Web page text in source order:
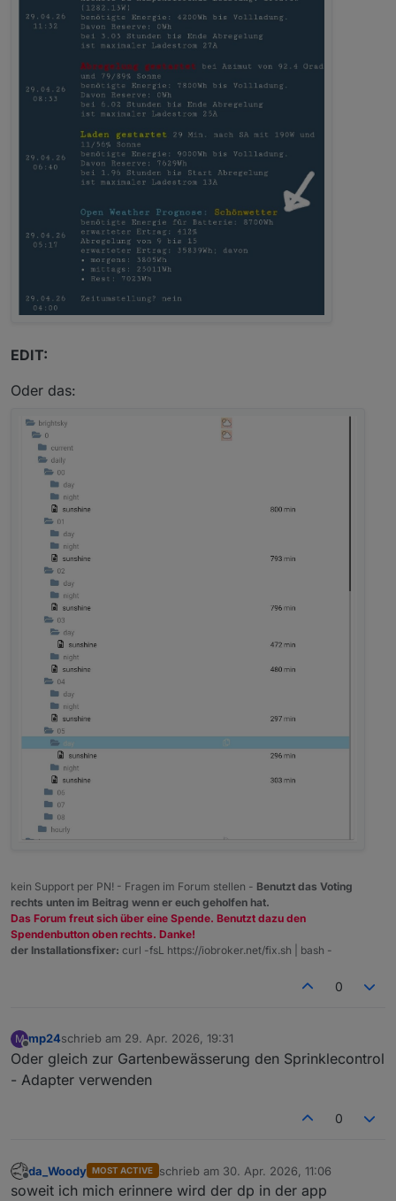
EDIT:
Oder das:
kein Support per PN! - Fragen im Forum stellen - Benutzt das Voting
rechts unten im Beitrag wenn er euch geholfen hat.
Das Forum freut sich über eine Spende. Benutzt dazu den
Spendenbutton oben rechts. Danke!
der Installationsfixer: curl -fsL https://iobroker.net/fix.sh | bash -
0
M
Offline
mp24schrieb am 29. Apr. 2026, 19:31
zuletzt editiert von
Oder gleich zur Gartenbewässerung den Sprinklecontrol
- Adapter verwenden
0
Offline
da_Woody MOST ACTIVE schrieb am 30. Apr. 2026, 11:06
zuletzt editiert von
soweit ich mich erinnere wird der dp in der app